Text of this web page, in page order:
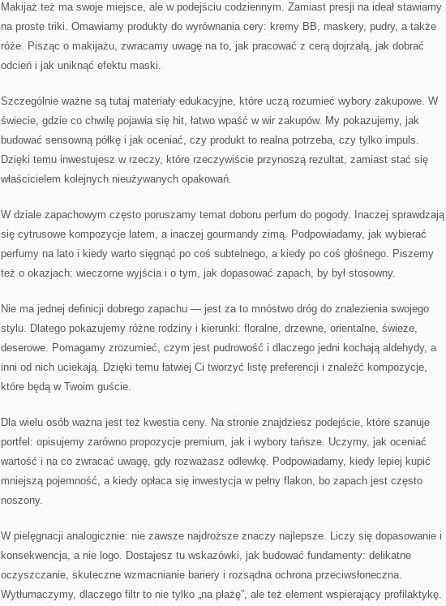
Makijaż też ma swoje miejsce, ale w podejściu codziennym. Zamiast presji na ideał stawiamy
na proste triki. Omawiamy produkty do wyrównania cery: kremy BB, maskery, pudry, a także
róże. Pisząc o makijażu, zwracamy uwagę na to, jak pracować z cerą dojrzałą, jak dobrać
odcień i jak uniknąć efektu maski.
Szczególnie ważne są tutaj materiały edukacyjne, które uczą rozumieć wybory zakupowe. W
świecie, gdzie co chwilę pojawia się hit, łatwo wpaść w wir zakupów. My pokazujemy, jak
budować sensowną półkę i jak oceniać, czy produkt to realna potrzeba, czy tylko impuls.
Dzięki temu inwestujesz w rzeczy, które rzeczywiście przynoszą rezultat, zamiast stać się
właścicielem kolejnych nieużywanych opakowań.
W dziale zapachowym często poruszamy temat doboru perfum do pogody. Inaczej sprawdzają
się cytrusowe kompozycje latem, a inaczej gourmandy zimą. Podpowiadamy, jak wybierać
perfumy na lato i kiedy warto sięgnąć po coś subtelnego, a kiedy po coś głośnego. Piszemy
też o okazjach: wieczorne wyjścia i o tym, jak dopasować zapach, by był stosowny.
Nie ma jednej definicji dobrego zapachu — jest za to mnóstwo dróg do znalezienia swojego
stylu. Dlatego pokazujemy różne rodziny i kierunki: floralne, drzewne, orientalne, świeże,
deserowe. Pomagamy zrozumieć, czym jest pudrowość i dlaczego jedni kochają aldehydy, a
inni od nich uciekają. Dzięki temu łatwiej Ci tworzyć listę preferencji i znaleźć kompozycje,
które będą w Twoim guście.
Dla wielu osób ważna jest też kwestia ceny. Na stronie znajdziesz podejście, które szanuje
portfel: opisujemy zarówno propozycje premium, jak i wybory tańsze. Uczymy, jak oceniać
wartość i na co zwracać uwagę, gdy rozważasz odlewkę. Podpowiadamy, kiedy lepiej kupić
mniejszą pojemność, a kiedy opłaca się inwestycja w pełny flakon, bo zapach jest często
noszony.
W pielęgnacji analogicznie: nie zawsze najdroższe znaczy najlepsze. Liczy się dopasowanie i
konsekwencja, a nie logo. Dostajesz tu wskazówki, jak budować fundamenty: delikatne
oczyszczanie, skuteczne wzmacnianie bariery i rozsądna ochrona przeciwsłoneczna.
Wytłumaczymy, dlaczego filtr to nie tylko „na plażę”, ale też element wspierający profilaktykę.